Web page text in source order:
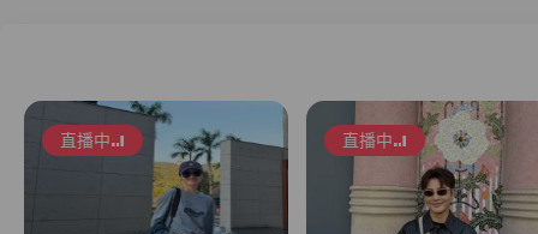
直播中 直播中